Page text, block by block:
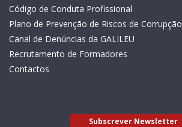
Código de Conduta Profissional
Plano de Prevenção de Riscos de Corrupção
Canal de Denúncias da GALILEU
Recrutamento de Formadores
Contactos
Subscrever Newsletter